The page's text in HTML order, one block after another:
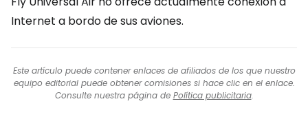
Internet a bordo de sus aviones.
Este artículo puede contener enlaces de afiliados de los que nuestro
equipo editorial puede obtener comisiones si hace clic en el enlace.
Consulte nuestra página de Política publicitaria.